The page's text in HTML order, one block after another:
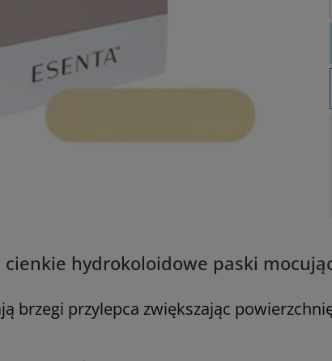
cienkie hydrokoloidowe paski
brzegi przylepca zwiększając